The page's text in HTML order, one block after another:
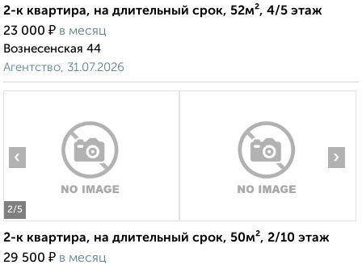
2-к квартира, на длительный срок, 52м², 4/5 этаж
23 000 ₽ в месяц
Вознесенская 44
Агентство, 31.07.2026
2/5
‹ ›
2-к квартира, на длительный срок, 50м², 2/10 этаж
29 500 ₽ в месяц